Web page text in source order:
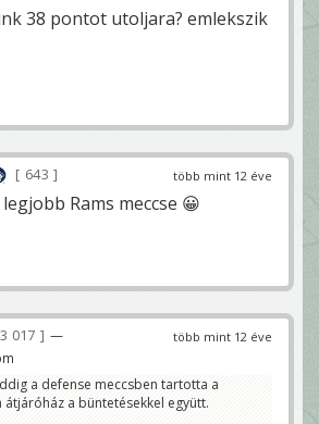
38 pontot utoljara? emlekszik
több mint 12 éve
643
Rams meccse 😀
több mint 12 éve
3 017
—
a defense meccsben tartotta a
a büntetésekkel együtt.